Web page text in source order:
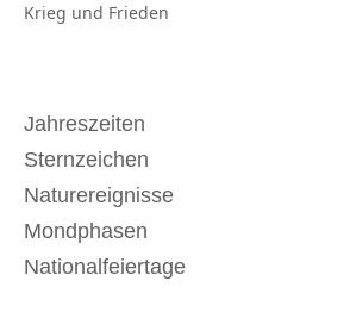
Krieg und Frieden
Jahreszeiten
Sternzeichen
Naturereignisse
Mondphasen
Nationalfeiertage